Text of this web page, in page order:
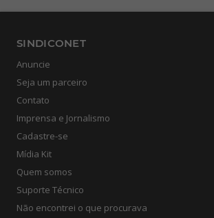
SINDICONET
Anuncie
Seja um parceiro
Contato
Imprensa e Jornalismo
Cadastre-se
Mídia Kit
Quem somos
Suporte Técnico
Não encontrei o que procurava